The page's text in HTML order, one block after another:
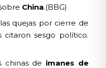
China.(BBG)
quejas por cierre de
citaron sesgo político.
chinas de imanes de